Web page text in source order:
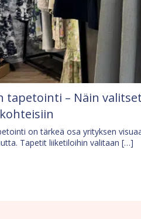
tapetointi – Näin
on tärkeä osa yrityksen
Tapetit liiketiloihin valitaan […]